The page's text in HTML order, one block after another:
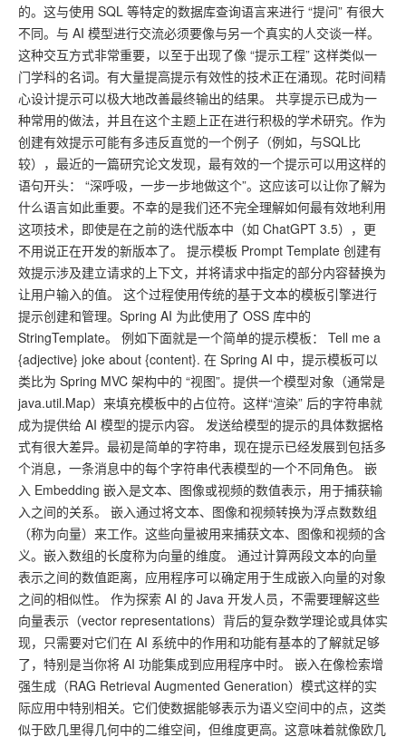
的。这与使用 SQL 等特定的数据库查询语言来进行 “提问” 有很大
不同。与 AI 模型进行交流必须要像与另一个真实的人交谈一样。
这种交互方式非常重要，以至于出现了像 “提示工程” 这样类似一
门学科的名词。有大量提高提示有效性的技术正在涌现。花时间精
心设计提示可以极大地改善最终输出的结果。 共享提示已成为一
种常用的做法，并且在这个主题上正在进行积极的学术研究。作为
创建有效提示可能有多违反直觉的一个例子（例如，与SQL比
较），最近的一篇研究论文发现，最有效的一个提示可以用这样的
语句开头： “深呼吸，一步一步地做这个”。这应该可以让你了解为
什么语言如此重要。不幸的是我们还不完全理解如何最有效地利用
这项技术，即使是在之前的迭代版本中（如 ChatGPT 3.5），更
不用说正在开发的新版本了。 提示模板 Prompt Template 创建有
效提示涉及建立请求的上下文，并将请求中指定的部分内容替换为
让用户输入的值。 这个过程使用传统的基于文本的模板引擎进行
提示创建和管理。Spring AI 为此使用了 OSS 库中的
StringTemplate。 例如下面就是一个简单的提示模板： Tell me a
{adjective} joke about {content}. 在 Spring AI 中，提示模板可以
类比为 Spring MVC 架构中的 “视图”。提供一个模型对象（通常是
java.util.Map）来填充模板中的占位符。这样“渲染” 后的字符串就
成为提供给 AI 模型的提示内容。 发送给模型的提示的具体数据格
式有很大差异。最初是简单的字符串，现在提示已经发展到包括多
个消息，一条消息中的每个字符串代表模型的一个不同角色。 嵌
入 Embedding 嵌入是文本、图像或视频的数值表示，用于捕获输
入之间的关系。 嵌入通过将文本、图像和视频转换为浮点数数组
（称为向量）来工作。这些向量被用来捕获文本、图像和视频的含
义。嵌入数组的长度称为向量的维度。 通过计算两段文本的向量
表示之间的数值距离，应用程序可以确定用于生成嵌入向量的对象
之间的相似性。 作为探索 AI 的 Java 开发人员，不需要理解这些
向量表示（vector representations）背后的复杂数学理论或具体实
现，只需要对它们在 AI 系统中的作用和功能有基本的了解就足够
了，特别是当你将 AI 功能集成到应用程序中时。 嵌入在像检索增
强生成（RAG Retrieval Augmented Generation）模式这样的实
际应用中特别相关。它们使数据能够表示为语义空间中的点，这类
似于欧几里得几何中的二维空间，但维度更高。这意味着就像欧几